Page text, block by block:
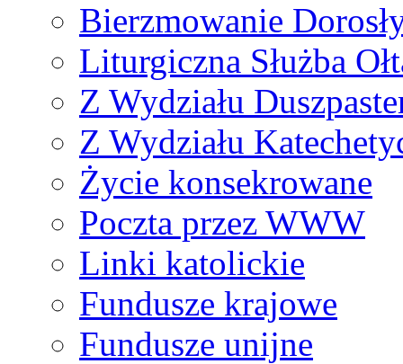
Bierzmowanie
Liturgiczna Służba
Z Wydziału
Z Wydziału
Życie konsekrowane
Poczta przez WWW
Linki katolickie
Fundusze krajowe
Fundusze unijne